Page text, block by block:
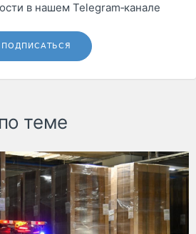
в нашем Telegram‑канале
ПОДПИСАТЬСЯ
теме